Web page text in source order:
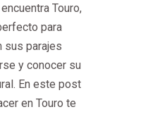
Touro,
para
sus parajes
y conocer su
En este post
en Touro te